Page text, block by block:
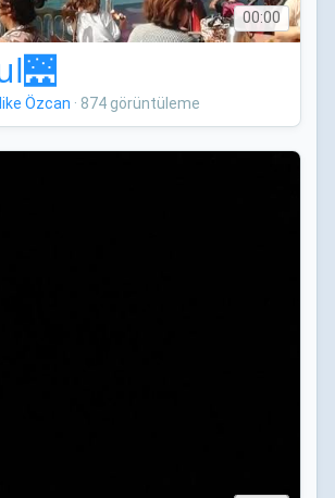
00:00
Özcan · 874 görüntüleme